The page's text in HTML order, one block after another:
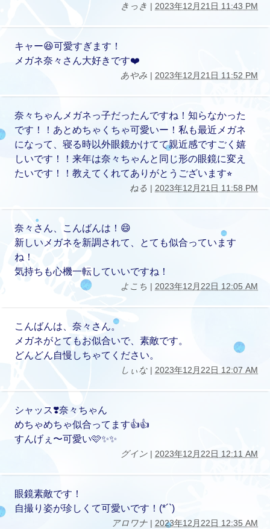
きっき | 2023年12月21日 11:43 PM
キャー😆可愛すぎます！
メガネ奈々さん大好きです❤️
あやみ | 2023年12月21日 11:52 PM
奈々ちゃんメガネっ子だったんですね！知らなかった
です！！あとめちゃくちゃ可愛いー！私も最近メガネ
になって、寝る時以外眼鏡かけてて親近感ですごく嬉
しいです！！来年は奈々ちゃんと同じ形の眼鏡に変え
たいです！！教えてくれてありがとうございます⭐︎
ねる | 2023年12月21日 11:58 PM
奈々さん、こんばんは！😄
新しいメガネを新調されて、とても似合っています
ね！
気持ちも心機一転していいですね！
よこち | 2023年12月22日 12:05 AM
こんばんは、奈々さん。
メガネがとてもお似合いで、素敵です。
どんどん自慢しちゃてください。
しぃな | 2023年12月22日 12:07 AM
シャッス❣️奈々ちゃん
めちゃめちゃ似合ってます👍👍
すんげぇ〜可愛い🩷✨✨
グイン | 2023年12月22日 12:11 AM
眼鏡素敵です！
自撮り姿が珍しくて可愛いです！(*´`)
アロワナ | 2023年12月22日 12:35 AM